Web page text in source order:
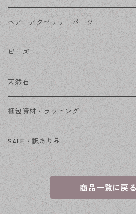
その他
花座・ビーズキャップ
チェーン
その他
アクリル・プラ
ファーボール
リボン
リボン金具
ヘアーアクセサリーパーツ
ビーズ
天然石
穴あき
穴なし
梱包資材・ラッピング
発送ボックス
アクセサリー台紙
OPP袋
SALE・訳あり品
商品一覧に戻る